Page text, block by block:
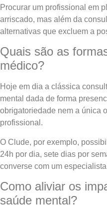
Procurar um profissional em
arriscado, mas além da
alternativas que excluem a
Quais são as
médico?
Hoje em dia a clássica
mental dada de forma
obrigatoriedade nem a única
profissional.
O Clude, por exemplo,
24h por dia, sete dias por
converse com um
Como aliviar os
saúde mental?